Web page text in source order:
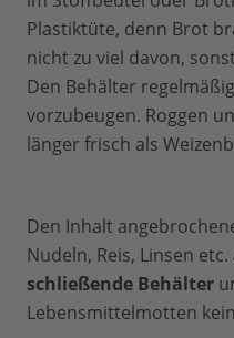
Plastiktüte, denn Brot
nicht zu viel davon,
Den Behälter
vorzubeugen. Roggen
länger frisch als
Den Inhalt
Nudeln, Reis, Linsen
schließende Behälter
Lebensmittelmotten